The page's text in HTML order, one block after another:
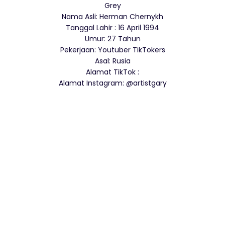
Grey
Nama Asli: Herman Chernykh
Tanggal Lahir : 16 April 1994
Umur: 27 Tahun
Pekerjaan: Youtuber TikTokers
Asal: Rusia
Alamat TikTok :
Alamat Instagram: @artistgary